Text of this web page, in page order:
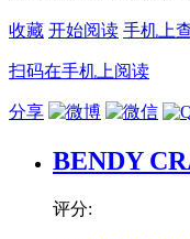
收藏 开始阅读 手机上
扫码在手机上阅读
分享
BENDY
评分: